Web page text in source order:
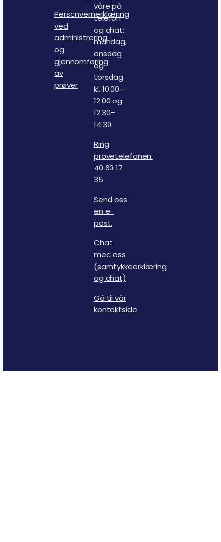
Personvernerklæring
ved
administrering
og
gjennomføring
av
prøver
våre på
telefon
og chat:
mandag,
onsdag
og
torsdag
kl. 10.00–
12.00 og
12.30–
14.30.
Ring
prøvetelefonen:
40 63 17
35
Send oss
en e-
post.
Chat
med oss
(samtykkeerklæring
og chat)
Gå til vår
kontaktside